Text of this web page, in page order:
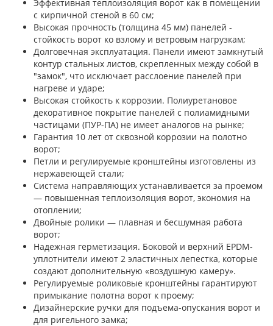
Эффективная теплоизоляция ворот как в помещении
с кирпичной стеной в 60 см;
Высокая прочность (толщина 45 мм) панелей -
стойкость ворот ко взлому и ветровым нагрузкам;
Долговечная эксплуатация. Панели имеют замкнутый
контур стальных листов, скрепленных между собой в
"замок", что исключает расслоение панелей при
нагреве и ударе;
Высокая стойкость к коррозии. Полиуретановое
декоративное покрытие панелей с полиамидными
частицами (ПУР-ПА) не имеет аналогов на рынке;
Гарантия 10 лет от сквозной коррозии на полотно
ворот;
Петли и регулируемые кронштейны изготовлены из
нержавеющей стали;
Система направляющих устанавливается за проемом
— повышенная теплоизоляция ворот, экономия на
отоплении;
Двойные ролики — плавная и бесшумная работа
ворот;
Надежная герметизация. Боковой и верхний EPDM-
уплотнители имеют 2 эластичных лепестка, которые
создают дополнительную «воздушную камеру».
Регулируемые роликовые кронштейны гарантируют
примыкание полотна ворот к проему;
Дизайнерские ручки для подъема-опускания ворот и
для ригельного замка;